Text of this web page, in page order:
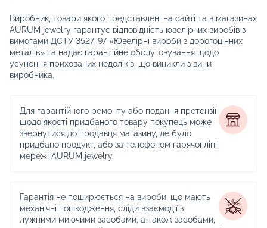
Виробник, товари якого представлені на сайті та в магазинах
AURUM jewelry гарантує відповідність ювелірних виробів з
вимогами ДСТУ 3527-97 «Ювелірні вироби з дорогоцінних
металів» та надає гарантійне обслуговування щодо
усунення прихованих недоліків, що виникли з вини
виробника.
Для гарантійного ремонту або подання претензії
щодо якості придбаного товару покупець може
звернутися до продавця магазину, де було
придбано продукт, або за телефоном гарячої лінії
мережі AURUM jewelry.
Гарантія не поширюється на вироби, що мають
механічні пошкодження, сліди взаємодії з
лужними миючими засобами, а також засобами,